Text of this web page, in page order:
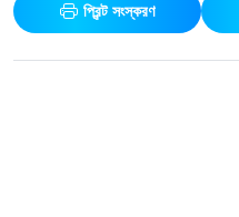
প্রিন্ট সংস্করণ